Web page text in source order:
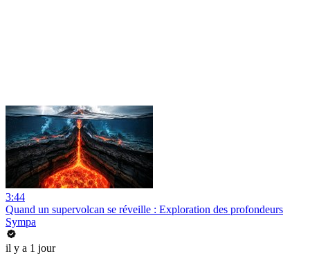
3:44
Quand un supervolcan se réveille : Exploration des profondeurs
Sympa
il y a 1 jour